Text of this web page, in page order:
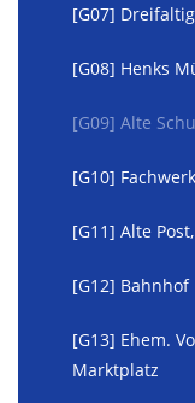
[G07]
[G08] Henks
[G09] Alte
[G10]
[G11] Alte
[G12]
[G13] Ehem.
Marktplatz